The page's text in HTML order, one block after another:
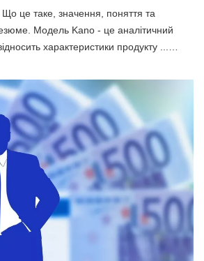
це таке, значення, поняття та
Модель Kano - це аналітичний
характеристики продукту ...…